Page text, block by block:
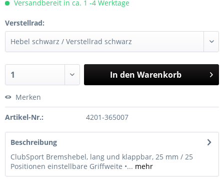
Versandbereit in ca. 1 -4 Werktage
Verstellrad:
In den Warenkorb
Merken
Artikel-Nr.: 4201-365007
Beschreibung
ClubSport Bremshebel, lang und klappbar, 25 mm / 25
Positionen einstellbare Griffweite •... mehr